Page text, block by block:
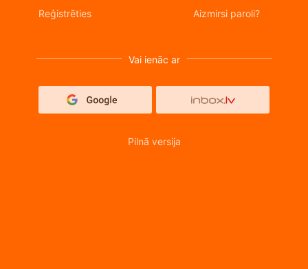
Reģistrēties Aizmirsi paroli?
Vai ienāc ar
Pilnā versija